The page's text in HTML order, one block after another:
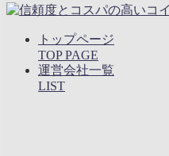
トップページ
TOP PAGE
運営会社一覧
LIST